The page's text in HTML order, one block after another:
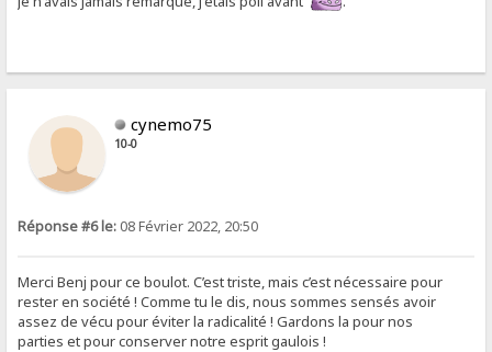
cynemo75
10-0
Réponse #6 le: 08 Février 2022, 20:50
Merci Benj pour ce boulot. C’est triste, mais c’est nécessaire pour
rester en société ! Comme tu le dis, nous sommes sensés avoir
assez de vécu pour éviter la radicalité ! Gardons la pour nos
parties et pour conserver notre esprit gaulois !